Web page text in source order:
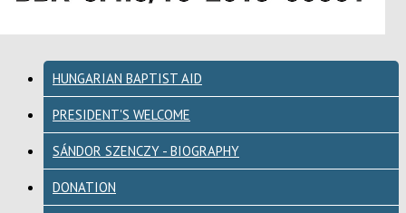
HUNGARIAN BAPTIST AID
PRESIDENT'S WELCOME
SÁNDOR SZENCZY - BIOGRAPHY
DONATION